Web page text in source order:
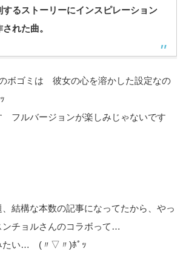
するストーリーにインスピレーション
れた曲。
ボゴミは 彼女の心を溶かした設定なの
ルバージョンが楽しみじゃないです
結構な本数の記事になってたから、やっ
チョルさんのコラボって…
たい… (〃▽〃)ﾎﾟｯ